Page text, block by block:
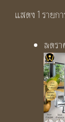
แสดง 1 รายก
ลดรา